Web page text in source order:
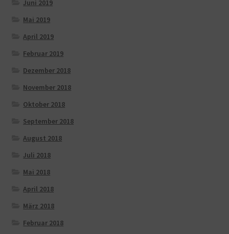
Juni 2019
Mai 2019
April 2019
Februar 2019
Dezember 2018
November 2018
Oktober 2018
September 2018
August 2018
Juli 2018
Mai 2018
April 2018
März 2018
Februar 2018